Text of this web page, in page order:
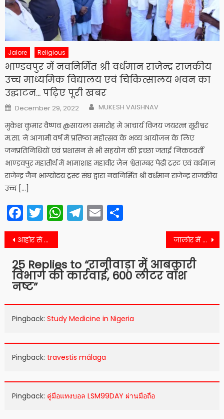
Jalore Religious
भाण्डवपुर में नवनिर्मित श्री वर्धमान राजेन्द्र राजकीय
उच्च माध्यमिक विद्यालय एवं चिकित्सालय भवन का
उद्घाटन… पढ़िए पूरी खबर
Posted
on
December 29, 2022 Author
MUKESH VAISHNAV
मुकेश कुमार वैष्णव @सायला समारोह में आचार्य विजय जयरत्न सूरीश्वर
म.सा. ने आगामी वर्ष में प्रतिष्ठा महोत्सव के भव्य आयोजन के लिए
जनप्रतिनिधियों एवं प्रशासन से भी सहयोग की इच्छा जताई निकटवर्ती
भाण्डवपुर महातीर्थ में भामाशाह महावीर जैन श्वेताम्बर पेढी ट्रस्ट एवं वर्धमान
राजेन्द्र जैन भाग्योदय ट्रस्ट संघ द्वारा नवनिर्मित श्री वर्धमान राजेन्द्र राजकीय
उच्च […]
Facebook
Twitter
WhatsApp
Telegram
Email
Post
navigation
आहोर से दो युवतियों को युवक भगा ले गए…जानिये क्या है मामला जालोर में यहां टांके में मिले दो शव, जांच में जुटी पुलिस
25 Replies to “रानीवाड़ा में आबकारी
विभाग की कार्रवाई, 600 लीटर वॉश
नष्ट”
Pingback: Study Medicine in Nigeria
Pingback: travestis málaga
Pingback: คู่มือแทงบอล LSM99DAY ผ่านมือถือ